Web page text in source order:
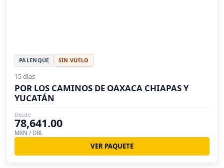
PALENQUE SIN VUELO
15 días
POR LOS CAMINOS DE OAXACA CHIAPAS Y
YUCATÁN
Desde
78,641.00
MXN / DBL
VER PAQUETE